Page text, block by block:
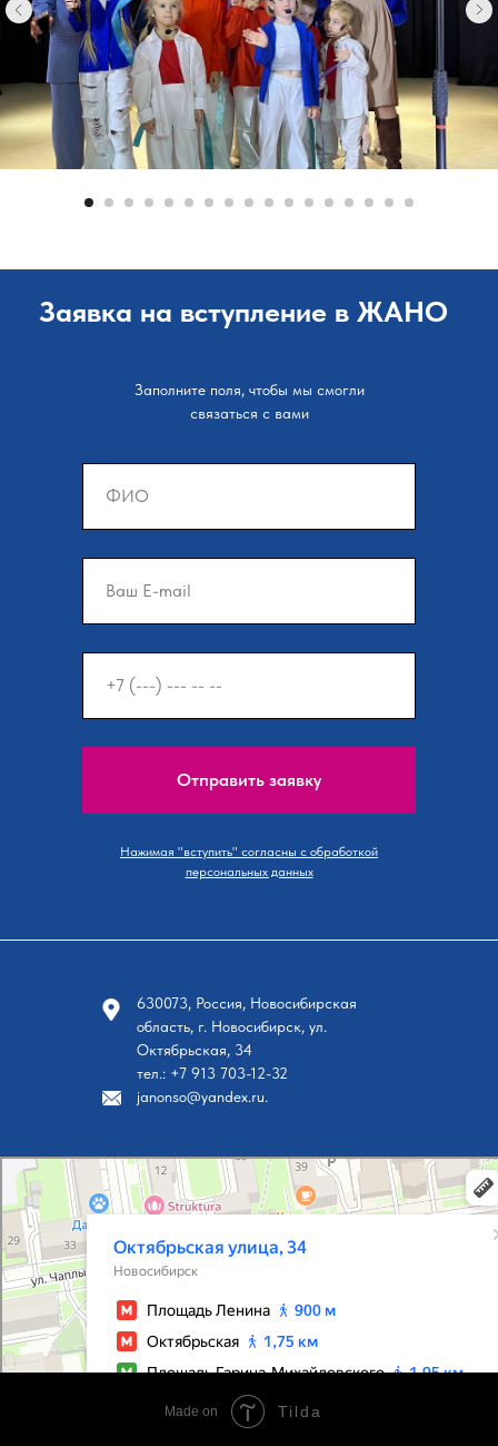
Отправить заявку
Заявка на вступление в ЖАНО
Заполните поля, чтобы мы смогли
связаться с вами
Нажимая "вступить" согласны с обработкой
персональных данных
Новосибирск
Октябрьская улица, 34 на карте Новосибирска, ближайшее метро Площадь Ленина —
janonso@yandex.ru.
630073, Россия, Новосибирская
область, г. Новосибирск, ул.
Октябрьская, 34
тел.: +7 913 703-12-32
Made on Tilda